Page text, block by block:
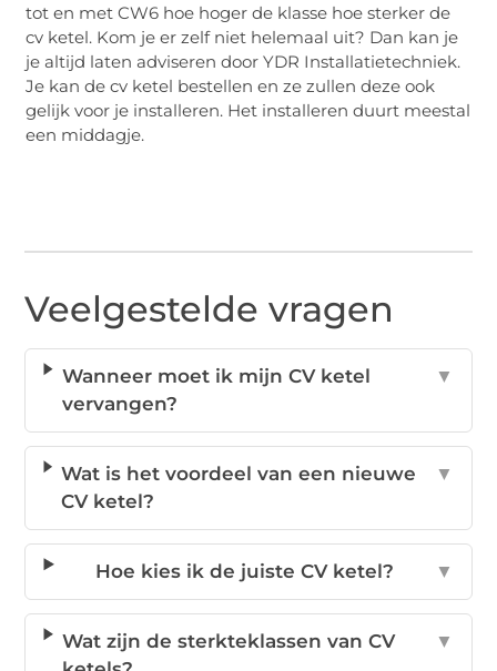
tot en met CW6 hoe hoger de klasse hoe sterker de
cv ketel. Kom je er zelf niet helemaal uit? Dan kan je
je altijd laten adviseren door YDR Installatietechniek.
Je kan de cv ketel bestellen en ze zullen deze ook
gelijk voor je installeren. Het installeren duurt meestal
een middagje.
Veelgestelde vragen
Wanneer moet ik mijn CV ketel
vervangen?
▼
Wat is het voordeel van een nieuwe
CV ketel?
▼
Hoe kies ik de juiste CV ketel? ▼
Wat zijn de sterkteklassen van CV
▼